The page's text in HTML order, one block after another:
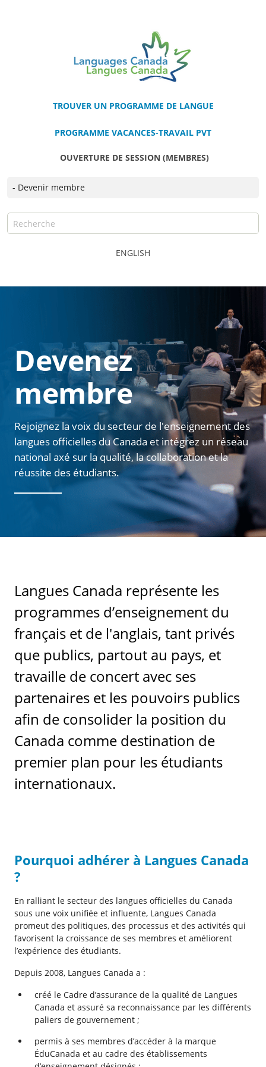
TROUVER UN PROGRAMME DE LANGUE
PROGRAMME VACANCES-TRAVAIL PVT
OUVERTURE DE SESSION (MEMBRES)
ENGLISH
Devenez
membre
Rejoignez la voix du secteur de l'enseignement des
langues officielles du Canada et intégrez un réseau
national axé sur la qualité, la collaboration et la
réussite des étudiants.
Langues Canada représente les
programmes d’enseignement du
français et de l'anglais, tant privés
que publics, partout au pays, et
travaille de concert avec ses
partenaires et les pouvoirs publics
afin de consolider la position du
Canada comme destination de
premier plan pour les étudiants
internationaux.
Pourquoi adhérer à Langues Canada
?
En ralliant le secteur des langues officielles du Canada
sous une voix unifiée et influente, Langues Canada
promeut des politiques, des processus et des activités qui
favorisent la croissance de ses membres et améliorent
l’expérience des étudiants.
Depuis 2008, Langues Canada a :
créé le Cadre d’assurance de la qualité de Langues
Canada et assuré sa reconnaissance par les différents
paliers de gouvernement ;
permis à ses membres d’accéder à la marque
ÉduCanada et au cadre des établissements